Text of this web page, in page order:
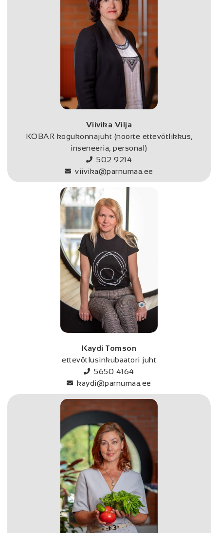
Viivika Vilja
KOBAR kogukonnajuht (noorte ettevõtlikkus,
inseneeria, personal)
502 9214
viivika@parnumaa.ee
Kaydi Tomson
ettevõtlusinkubaatori juht
5650 4164
kaydi@parnumaa.ee